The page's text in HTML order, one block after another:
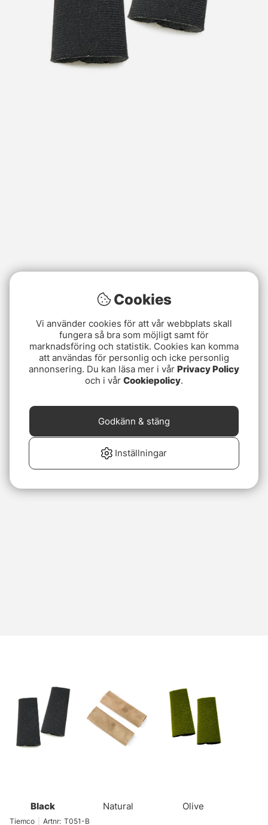
Black Natural Olive
Tiemco Artnr: T051-B
Cookies
Vi använder cookies för att vår webbplats skall
fungera så bra som möjligt samt för
marknadsföring och statistik. Cookies kan komma
att användas för personlig och icke personlig
annonsering. Du kan läsa mer i vår Privacy Policy
och i vår Cookiepolicy.
Inställningar
Godkänn & stäng